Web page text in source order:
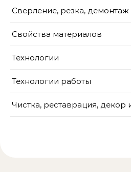
Сверление, резка,
Свойства материалов
Технологии
Технологии работы
Чистка, реставрация, декор